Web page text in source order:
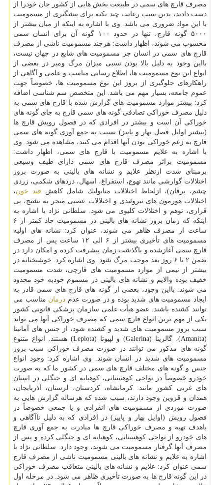
مصرف قارچ های سمی در طبیعت بخش هایی از كشور جان خودرا از
دست دادند، بدین سبب رعایت چند نكته برای پیشگیری از مسمومیت
با این مواد ضروری می باشد. وی با اشاره به اینكه از میان بیشتر از
۵۰۰۰ گونه قارچ، تنها در حدود ۱۰۰ گونه آن برای انسان سمی
محسوب می شوند، اظهار داشت: هرچند مسمومیت ناشی از مصرف
قارچ های سمی در انسان جز مسمومیت های شایع در جهان نیست،
بااین وجود به دلیل بالا بودن نسبی میزان مرگ ومیر در بعضی از
انواع این نوع مسمومیت ها، اطلاع رسانی مناسب و علمی و آگاهی از
راهكارهای جلوگیری از بروز این نوع مسمومیت ها، خصوصاً جهت
عموم جامعه، بسیار مهم می باشد. این متخصص سم شناسی اضافه
كرد: بیشتر موارد مسمومیت های گزارش شده با قارچ های سمی به
دلیل مصرف خوراكی تصادفی گونه های سمی قارچ به جای گونه های
خوراكی آن است و بیشتر در افرادی كه در فصول رویش قارچ ها
(بیشتر اوایل فصل بهار و پاییز) نسبت به جمع آوری گونه های سمی
قارچ به زعم خوراكی بودن آنها اقدام می كنند، مشاهده می شود. وی
با اشاره به علایم مسمومیت با قارچ های سمی، اظهار داشت:
مسمومیت براثر مصرف قارچ های سمی دارای طیف وسیعی
برمبنای شدت ازنظر علایم و نشانه های بالینی به صورت بروز
اختلالات گوارشی مانند تهوع، استفراغ، اسهال، دردهای شكمی، زردی
چشم، یرقان)، ازلحاظ اختلالات متابولیك شامل كاهش قند خون،
اختلالات هورمون های تیروئیدی و اختلالات عصبی منجر به تشنج، بی
قراری، توهم و اختلالات كلیوی می شود. سلطانی نژاد با اشاره به
اینكه كه زمان بروز نشانه های بالینی در مسمومیت حاد كمتر از ۶
ساعت از مصرف ظاهر می شوند، عنوان كرد: نشانه های اولیه
مسمومیت های تأخیری بیشتر از ۶ الی ۱۲ ساعت پس از مصرف
قارچ سمی آغازشده و باگذشت زمان پیشرفت كرده و امكان دارد در
ضمن ۲ تا ۶ روز بعد موجب مرگ شود. وی اشاره كرد: خوشبختانه در
بیشتر از نیمی از موارد مسمومیت های قارچی، شدت مسمومیت
خفیف بوده والایم و نشانه های بالینی در مسموم خودبه خود محدود
می شوند. بااین وجود، بعضی از گونه های قارچ های سمی قادر به
ایجاد مسمومیت های شدید بوده و در صورت عدم درمان مناسب می
توانند كشنده باشند. عضو هیأت علمی سازمان پزشكی قانونی كشور
یكی از مهم ترین انواع قارچ سمی كه مصرف خوراكی آنها می تواند
سبب بروز مسمومیت های شدید و كشنده شود، از جنس های آمانیتا
(Amanita)، گالرینا (Galerina) و لپیوتا (Lepiota) هستند. انواع متنوع
گونه های مذكور می توانند در صورت مصرف خوراكی سبب بروز
مسمومیت های شدید در انسان شوند. وی اشاره كرد: وجود انواع
جنس و گونه های مختلف قارچ های سمی در كشور ما كه به صورت
خودرو خصوصاً در نواحی كوهستانی، كوهپایه ای و جنگلی در استان
های غربی كشور مانند: كرمانشاه، كردستان، لرستان، آذربایجان،
همدان و قزوین وجود دارند، سبب شده كه هرساله گزارش هایی به
صورت موردی از مسمومیت های انفرادی و یا جمعی خصوصاً در
فصول رویش (اوایل بهار و پاییز) در افرادی كه به دلیل ناآگاهی و
باهدف تهیه و مصرف خوراكی قارچ ها مبادرت به جمع آوری قارچ
های خودرو از نواحی كوهستانی، كوهپایه ای و جنگلی كرده و پس از
مصرف آنها گرفتار مسمومیت می شوند، وجود دارد. سلطانی نژاد با
اشاره به علایم و نشانه های بالینی مسمومیت ناشی از مصرف قارچ
سمی عنوان كرد: علایم و نشانه های بالینی متعاقب مصرف خوراكی
در این گونه قارچ ها به صورت تأخیری ظاهر می شود. در مرحله اول